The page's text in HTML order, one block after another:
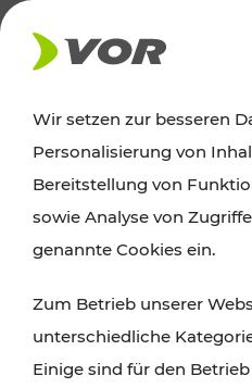
AKTUELLES
News
Alle wichtigen
finden Sie hier im
Wir setzen zur besseren
Personalisierung von
Bereitstellung von
sowie Analyse von
genannte Cookies ein.
Zum Betrieb unserer
unterschiedliche
Einige sind für den